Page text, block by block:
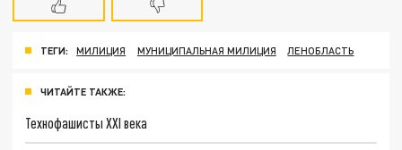
ТЕГИ: МИЛИЦИЯ МУНИЦИПАЛЬНАЯ МИЛИЦИЯ ЛЕНОБЛАСТЬ
ЧИТАЙТЕ ТАКЖЕ:
Технофашисты XXI века